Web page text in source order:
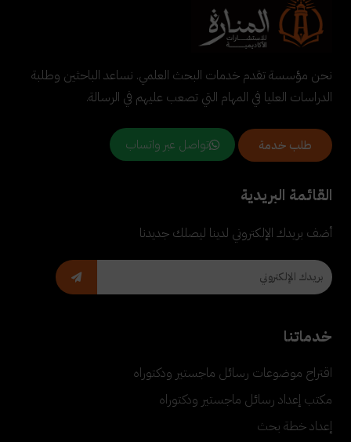
نحن مؤسسة تقدم خدمات البحث العلمي. نساعد الباحثين وطلبة
الدراسات العليا في المهام التي تصعب عليهم في الرسالة.
طلب خدمة تواصل عبر واتساب
القائمة البريدية
أضف بريدك الإلكتروني لدينا ليصلك جديدنا
خدماتنا
اقتراح موضوعات رسائل ماجستير ودكتوراه
مكتب إعداد رسائل ماجستير ودكتوراه
إعداد خطة بحث